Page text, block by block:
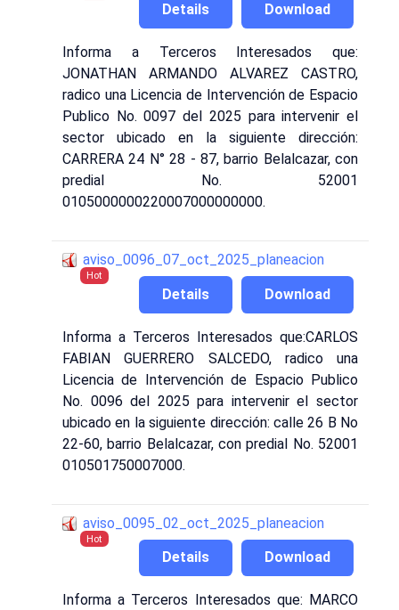
Download
Details
Informa a Terceros Interesados que:
JONATHAN ARMANDO ALVAREZ CASTRO,
radico una Licencia de Intervención de Espacio
Publico No. 0097 del 2025 para intervenir el
sector ubicado en la siguiente dirección:
CARRERA 24 N° 28 - 87, barrio Belalcazar, con
predial No. 52001
0105000000220007000000000.
aviso_0096_07_oct_2025_planeacion
Hot
Download
Details
Informa a Terceros Interesados que:CARLOS
FABIAN GUERRERO SALCEDO, radico una
Licencia de Intervención de Espacio Publico
No. 0096 del 2025 para intervenir el sector
ubicado en la siguiente dirección: calle 26 B No
22-60, barrio Belalcazar, con predial No. 52001
010501750007000.
aviso_0095_02_oct_2025_planeacion
Hot
Download
Details
Informa a Terceros Interesados que: MARCO